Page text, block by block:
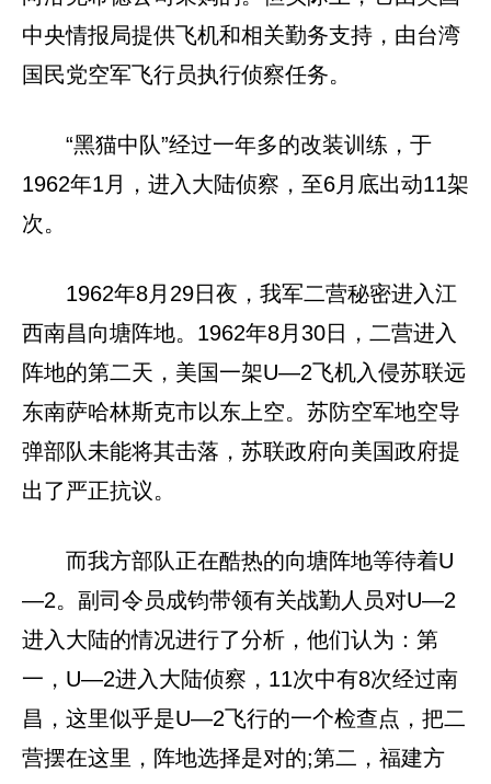
中央情报局提供飞机和相关勤务支持，由台湾
国民党空军飞行员执行侦察任务。
“黑猫中队”经过一年多的改装训练，于
1962年1月，进入大陆侦察，至6月底出动11架
次。
1962年8月29日夜，我军二营秘密进入江
西南昌向塘阵地。1962年8月30日，二营进入
阵地的第二天，美国一架U—2飞机入侵苏联远
东南萨哈林斯克市以东上空。苏防空军地空导
弹部队未能将其击落，苏联政府向美国政府提
出了严正抗议。
而我方部队正在酷热的向塘阵地等待着U
—2。副司令员成钧带领有关战勤人员对U—2
进入大陆的情况进行了分析，他们认为：第
一，U—2进入大陆侦察，11次中有8次经过南
昌，这里似乎是U—2飞行的一个检查点，把二
营摆在这里，阵地选择是对的;第二，福建方